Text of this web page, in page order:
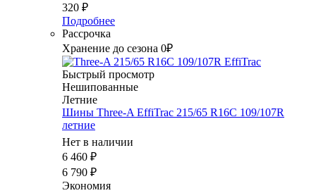
320 ₽
Подробнее
Рассрочка
Хранение до сезона 0₽
Быстрый просмотр
Нешипованные
Летние
Шины Three-A EffiTrac 215/65 R16C 109/107R
летние
Нет в наличии
6 460 ₽
6 790 ₽
Экономия